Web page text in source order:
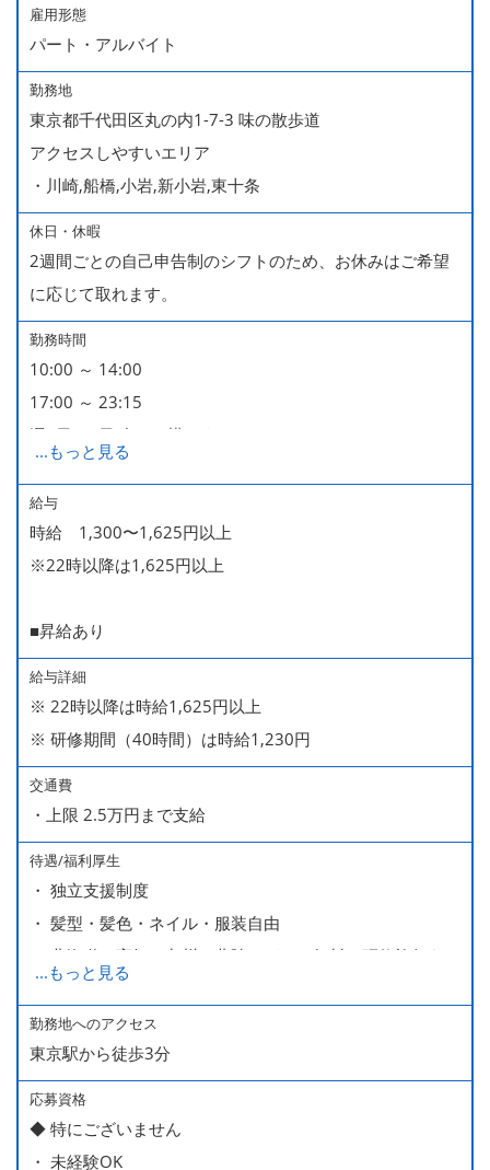
雇用形態
パート・アルバイト
勤務地
東京都千代田区丸の内1-7-3 味の散歩道
アクセスしやすいエリア
・川崎,船橋,小岩,新小岩,東十条
休日・休暇
2週間ごとの自己申告制のシフトのため、お休みはご希望
に応じて取れます。
勤務時間
10:00 ～ 14:00
17:00 ～ 23:15
週2日・1日4h～で構いません。
■時短勤務制度あり
...もっと見る
給与
時給 1,300〜1,625円以上
※22時以降は1,625円以上
■昇給あり
給与詳細
※ 22時以降は時給1,625円以上
※ 研修期間（40時間）は時給1,230円
交通費
・上限 2.5万円まで支給
待遇/福利厚生
・ 独立支援制度
・ 髪型・髪色・ネイル・服装自由
・ 北海道や高知、九州、北陸などへの無料の研修旅行あり
ます
・ 無料の美味しい まかない食 あり
...もっと見る
勤務地へのアクセス
東京駅から徒歩3分
応募資格
◆ 特にございません
・ 未経験OK